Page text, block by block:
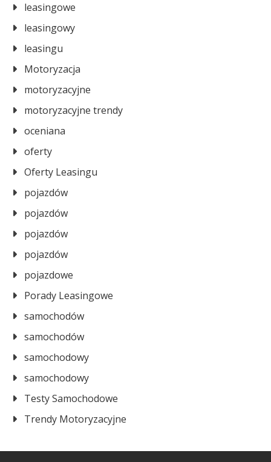
leasingowe
leasingowy
leasingu
Motoryzacja
motoryzacyjne
motoryzacyjne trendy
oceniana
oferty
Oferty Leasingu
pojazdów
pojazdów
pojazdów
pojazdów
pojazdowe
Porady Leasingowe
samochodów
samochodów
samochodowy
samochodowy
Testy Samochodowe
Trendy Motoryzacyjne